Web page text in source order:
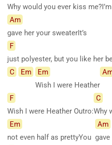
Why would you ever kiss me?I’m
Am
gave her your sweaterIt’s
F
just polyester, but you like her
C Em
Em
Wish I were Heather
F
Wish I were Heather Outro:
C
Why
Em
not even half as prettyYou
Am
gave